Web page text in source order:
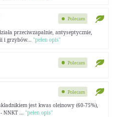
przeciwzapalnie, antyseptycznie,
i grzybów... "pełen opis"
Polecam
Polecam
jest kwas oleinowy (60-75%),
NNKT ... "pełen opis"
Polecam